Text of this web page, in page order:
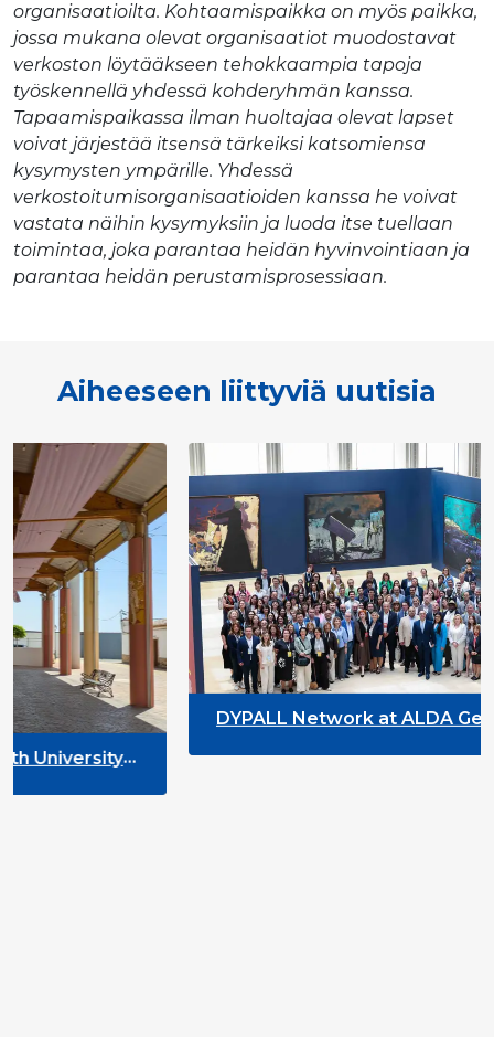
organisaatioilta. Kohtaamispaikka on myös paikka,
jossa mukana olevat organisaatiot muodostavat
verkoston löytääkseen tehokkaampia tapoja
työskennellä yhdessä kohderyhmän kanssa.
Tapaamispaikassa ilman huoltajaa olevat lapset
voivat järjestää itsensä tärkeiksi katsomiensa
kysymysten ympärille. Yhdessä
verkostoitumisorganisaatioiden kanssa he voivat
vastata näihin kysymyksiin ja luoda itse tuellaan
toimintaa, joka parantaa heidän hyvinvointiaan ja
parantaa heidän perustamisprosessiaan.
Aiheeseen liittyviä uutisia
DYPALL Network at ALDA General
2026 in Malta